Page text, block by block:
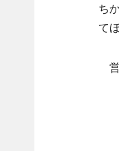
ち
て
営